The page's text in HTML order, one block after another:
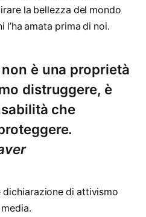
la bellezza del mondo
amata prima di noi.
non è una proprietà
distruggere, è
che
dichiarazione di attivismo